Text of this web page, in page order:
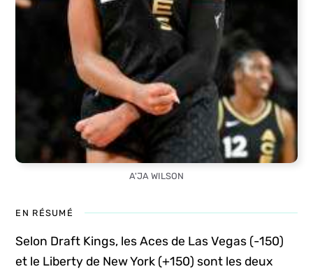
A'JA WILSON
EN RÉSUMÉ
Selon Draft Kings, les Aces de Las Vegas (-150)
et le Liberty de New York (+150) sont les deux